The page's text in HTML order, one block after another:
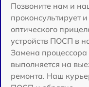
Позвоните нам и
проконсультирует
оптического
устройств ПОСП в
Замена
выполняется на
ремонта. Наш